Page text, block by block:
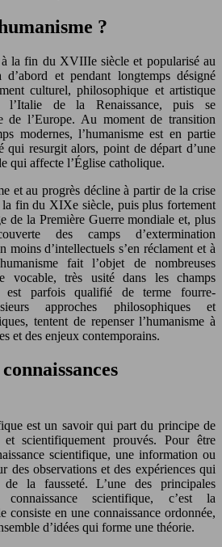
?
à la fin du XVIIIe siècle et popularisé au
et pendant longtemps désigné
culturel, philosophique et artistique
l’Italie de la Renaissance, puis se
de l’Europe. Au moment de transition
modernes, l’humanisme est en partie
qui resurgit alors, point de départ d’une
qui affecte l’Église catholique.
et au progrès décline à partir de la crise
fin du XIXe siècle, puis plus fortement
de la Première Guerre mondiale et, plus
des camps d’extermination
moins d’intellectuels s’en réclament et à
fait l’objet de nombreuses
vocable, très usité dans les champs
est parfois qualifié de terme fourre-
approches philosophiques et
tentent de repenser l’humanisme à
et des enjeux contemporains.
est un savoir qui part du principe de
scientifiquement prouvés. Pour être
scientifique, une information ou
des observations et des expériences qui
la fausseté. L’une des principales
scientifique, c’est la
consiste en une connaissance ordonnée,
d’idées qui forme une théorie.